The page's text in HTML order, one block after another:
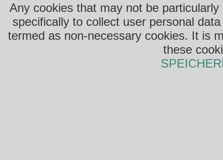
Any cookies that may not be
specifically to collect user personal
termed as non-necessary cookies. It is
these